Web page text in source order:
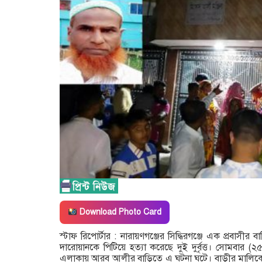
Download Photo Card
স্টাফ রিপোর্টার : নারায়ণগঞ্জের সিদ্ধিরগঞ্জে এক প্রবাসীর
দারোয়ানকে পিটিয়ে হত্যা করেছে দুই দুর্বৃত্ত। সোমবার (২৫
এলাকায় আরব আলীর বাড়িতে এ ঘটনা ঘটে। বাড়ীর